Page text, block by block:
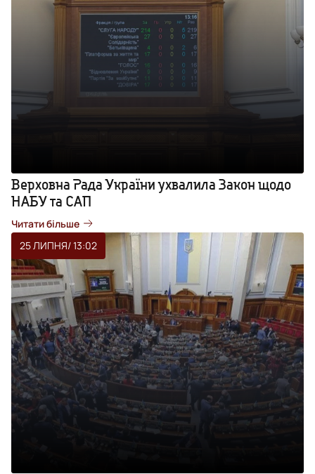
Верховна Рада України ухвалила Закон щодо
НАБУ та САП
Читати більше
25 ЛИПНЯ/ 13:02